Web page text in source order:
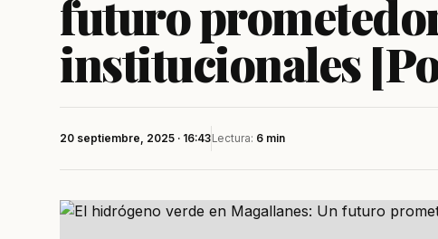
futuro
institucionales
20 septiembre, 2025 · 16:43Lectura: 6 min